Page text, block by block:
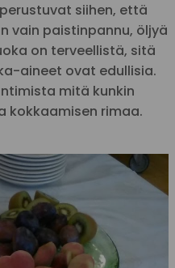
siihen, että
vain paistinpannu, öljyä
on terveellistä, sitä
aineet ovat edullisia.
mitä kunkin
kokkaamisen rimaa.